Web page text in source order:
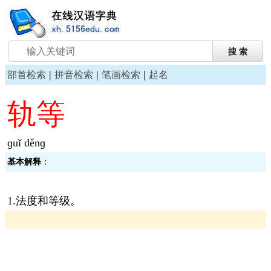
部首检索 | 拼音检索 | 笔画检索 | 起名
轨等
ɡuǐ děnɡ
基本解释 ：
1.法度和等级。